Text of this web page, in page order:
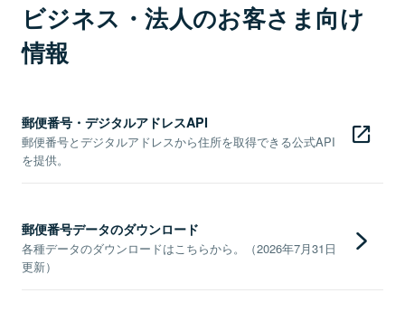
ビジネス・法人のお客さま向け
情報
郵便番号・デジタルアドレスAPI
郵便番号とデジタルアドレスから住所を取得できる公式API
を提供。
郵便番号データのダウンロード
各種データのダウンロードはこちらから。（2026年7月31日
更新）